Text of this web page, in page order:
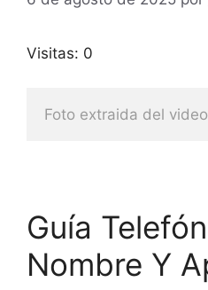
Visitas: 0
Foto extraida del
Guía
Nombre Y